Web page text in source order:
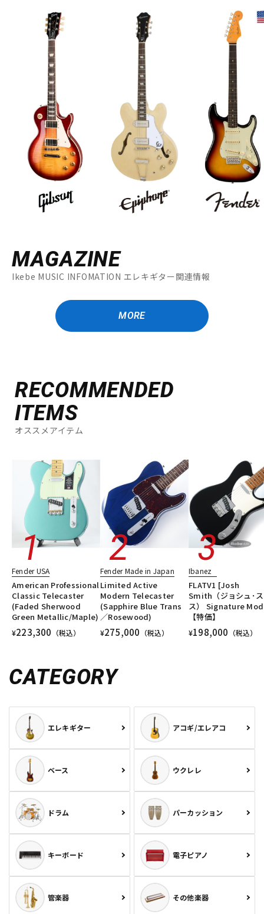
MAGAZINE
Ikebe MUSIC INFOMATION エレキギター関連情報
MORE
RECOMMENDED
ITEMS
オススメアイテム
Fender USA
American Professional
Classic Telecaster
(Faded Sherwood
Green Metallic/Maple)
¥223,300 （税込）
Fender Made in Japan
Limited Active
Modern Telecaster
(Sapphire Blue Trans
／Rosewood)
¥275,000 （税込）
Ibanez
FLATV1 [Josh
Smith（ジョシュ･
ス） Signature
【特価】
¥198,000 （税込）
CATEGORY
エレキギター アコギ/エレアコ
ベース ウクレレ
ドラム パーカッション
キーボード 電子ピアノ
管楽器 その他楽器